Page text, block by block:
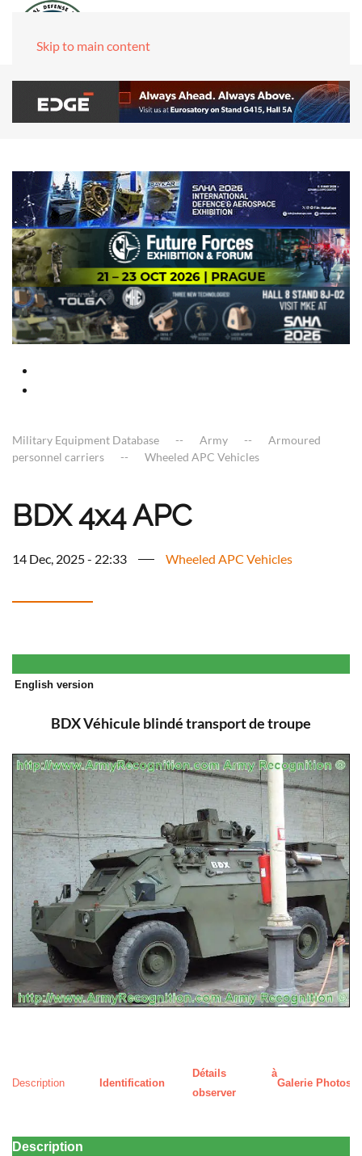
Skip to main content
Military Equipment Database Army
Armoured
personnel carriers
Wheeled APC Vehicles
BDX 4x4 APC
14 Dec, 2025 - 22:33 Wheeled APC Vehicles
English version
BDXVéhicule blindé transport de troupe
Description Identification
Détails à
observer
Galerie Photos
Description